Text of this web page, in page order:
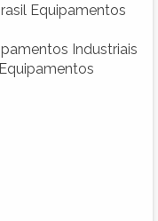
Equipamentos
Industriais